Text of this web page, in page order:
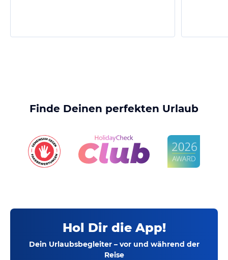
Finde Deinen perfekten Urlaub
Hol Dir die App!
Dein Urlaubsbegleiter – vor und während der
Reise